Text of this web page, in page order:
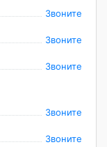
Звоните
Звоните
Звоните
Звоните
Звоните